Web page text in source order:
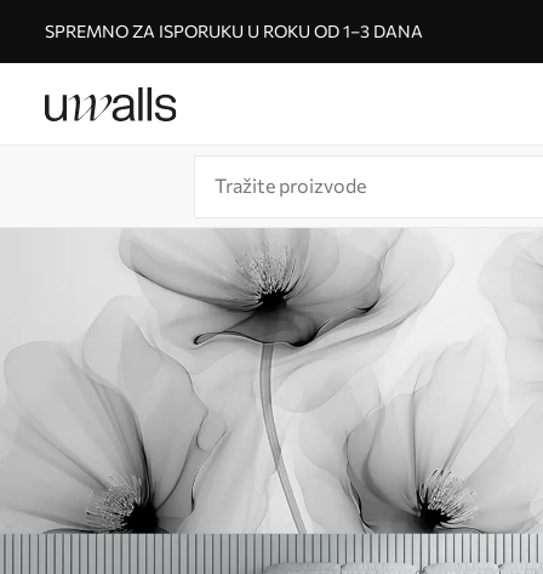
SPREMNO ZA ISPORUKU U ROKU OD 1–3 DANA